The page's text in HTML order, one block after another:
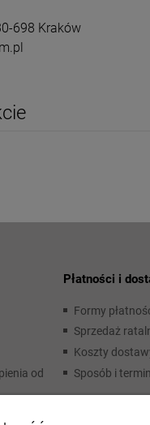
698 Kraków
od
Płatności i
Formy
Sprzedaż
Koszty
Sposób i